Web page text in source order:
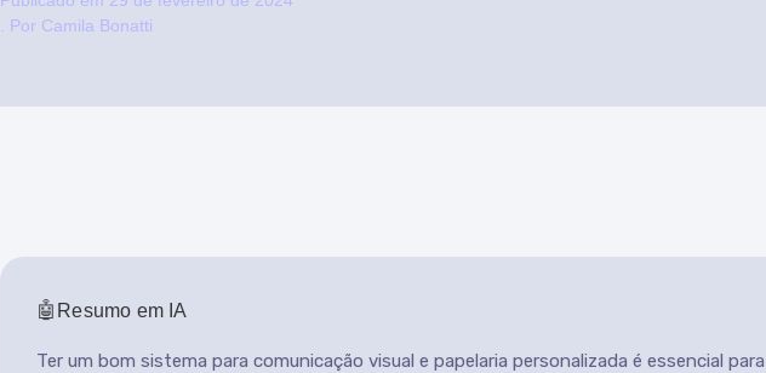
. Por Camila Bonatti
Resumo em IA
Ter um bom sistema para comunicação visual e papelaria personalizada é essencial